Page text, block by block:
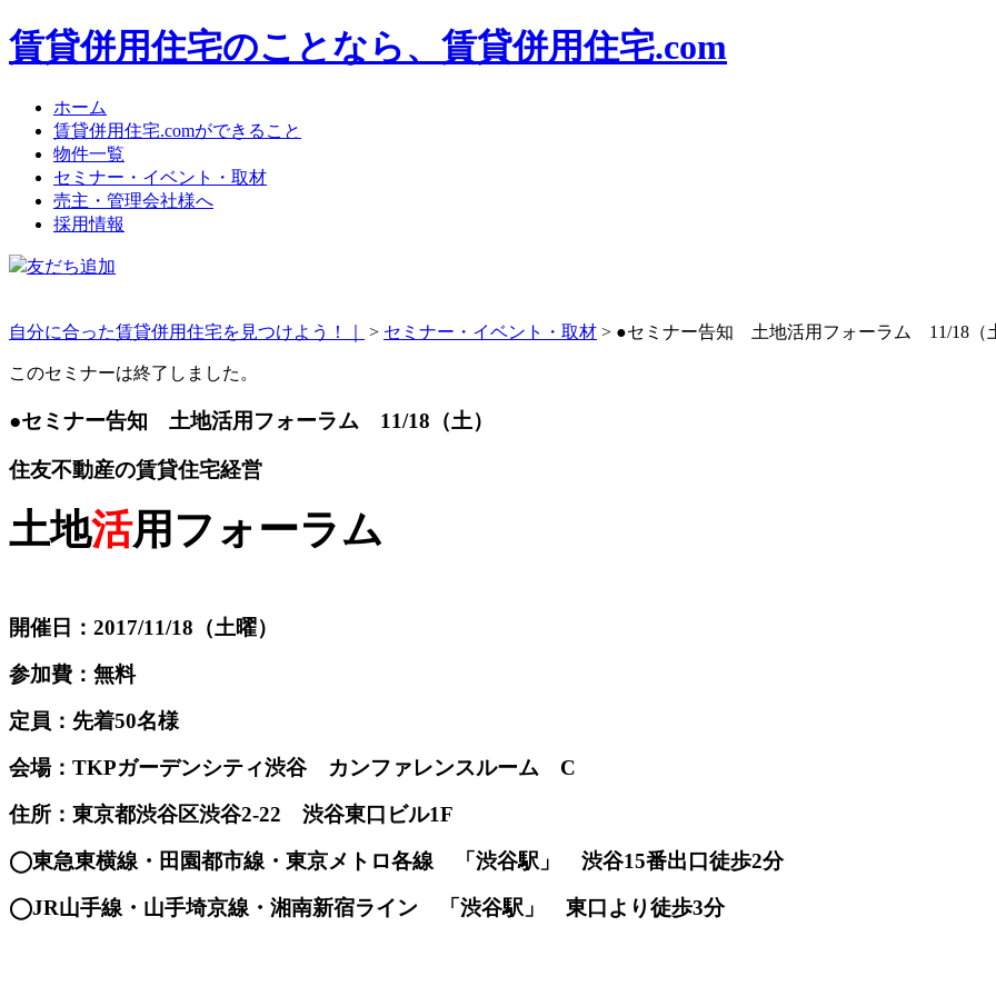
賃貸併用住宅のことなら、賃貸併用住宅.com
ホーム
賃貸併用住宅.comができること
物件一覧
セミナー・イベント・取材
売主・管理会社様へ
採用情報
友だち追加
自分に合った賃貸併用住宅を見つけよう！｜ > セミナー・イベント・取材 > ●セミナー告知 土地活用フォーラム 11/18（
このセミナーは終了しました。
●セミナー告知 土地活用フォーラム 11/18（土）
住友不動産の賃貸住宅経営
土地活用フォーラム
開催日：2017/11/18（土曜）
参加費：無料
定員：先着50名様
会場：TKPガーデンシティ渋谷 カンファレンスルーム C
住所：東京都渋谷区渋谷2-22 渋谷東口ビル1F
◯東急東横線・田園都市線・東京メトロ各線 「渋谷駅」 渋谷15番出口徒歩2分
◯JR山手線・山手埼京線・湘南新宿ライン 「渋谷駅」 東口より徒歩3分